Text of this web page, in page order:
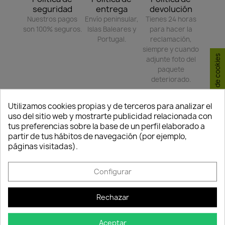
seguridad
Nuestros pagos
son 100% seguros.
entrega
Envío peninsular,
Islas Baleares y
Portugal.
devolución
Tienes 24 horas
para hacer la
reclamación,
siempre y cuando
adjunte foto del
paquete
deteriorado.
Compartir
TAMBIÉN PODRÍA INTERESARLE
favorite_border -35%
Utilizamos cookies propias y de terceros para analizar el
uso del sitio web y mostrarte publicidad relacionada con
tus preferencias sobre la base de un perfil elaborado a
partir de tus hábitos de navegación (por ejemplo,
páginas visitadas).
Configurar
Rechazar
Aceptar
Consentimiento de cookies